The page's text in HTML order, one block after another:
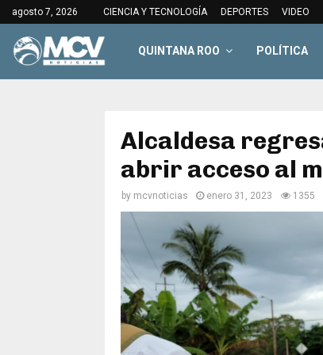
agosto 7, 2026 CIENCIA Y TECNOLOGÍA DEPORTES VIDEO
QUINTANA ROO POLÍTICA
Alcaldesa
abrir acceso al
by mcvnoticias enero 31, 2023 1355